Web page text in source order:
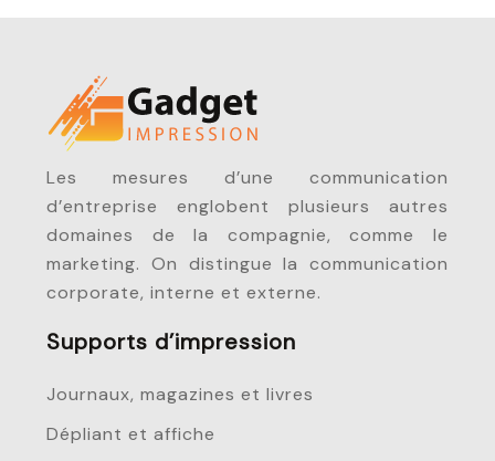
Les mesures d’une communication
d’entreprise englobent plusieurs autres
domaines de la compagnie, comme le
marketing. On distingue la communication
corporate, interne et externe.
Supports d’impression
Journaux, magazines et livres
Dépliant et affiche